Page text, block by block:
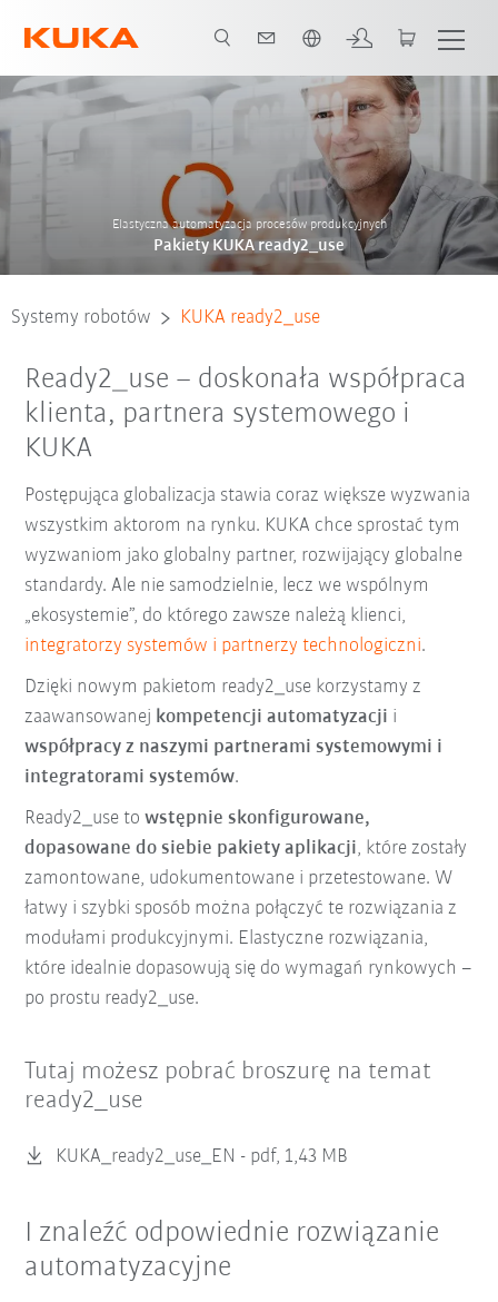
Elastyczna automatyzacja procesów produkcyjnych
Pakiety KUKA ready2_use
Systemy robotów KUKA ready2_use
Ready2_use – doskonała współpraca
klienta, partnera systemowego i
KUKA
Postępująca globalizacja stawia coraz większe wyzwania
wszystkim aktorom na rynku. KUKA chce sprostać tym
wyzwaniom jako globalny partner, rozwijający globalne
standardy. Ale nie samodzielnie, lecz we wspólnym
„ekosystemie”, do którego zawsze należą klienci,
integratorzy systemów i partnerzy technologiczni.
Dzięki nowym pakietom ready2_use korzystamy z
zaawansowanej kompetencji automatyzacji i
współpracy z naszymi partnerami systemowymi i
integratorami systemów.
Ready2_use towstępnie skonfigurowane,
dopasowane do siebie pakiety aplikacji, które zostały
zamontowane, udokumentowane i przetestowane. W
łatwy i szybki sposób można połączyć te rozwiązania z
modułami produkcyjnymi. Elastyczne rozwiązania,
które idealnie dopasowują się do wymagań rynkowych –
po prostu ready2_use.
Tutaj możesz pobrać broszurę na temat
ready2_use
KUKA_ready2_use_EN - pdf, 1,43 MB
I znaleźć odpowiednie rozwiązanie
automatyzacyjne